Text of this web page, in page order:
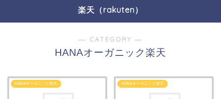
楽天（rakuten）
― CATEGORY ―
HANAオーガニック楽天
HANAオーガニック楽天 HANAオーガニック楽天